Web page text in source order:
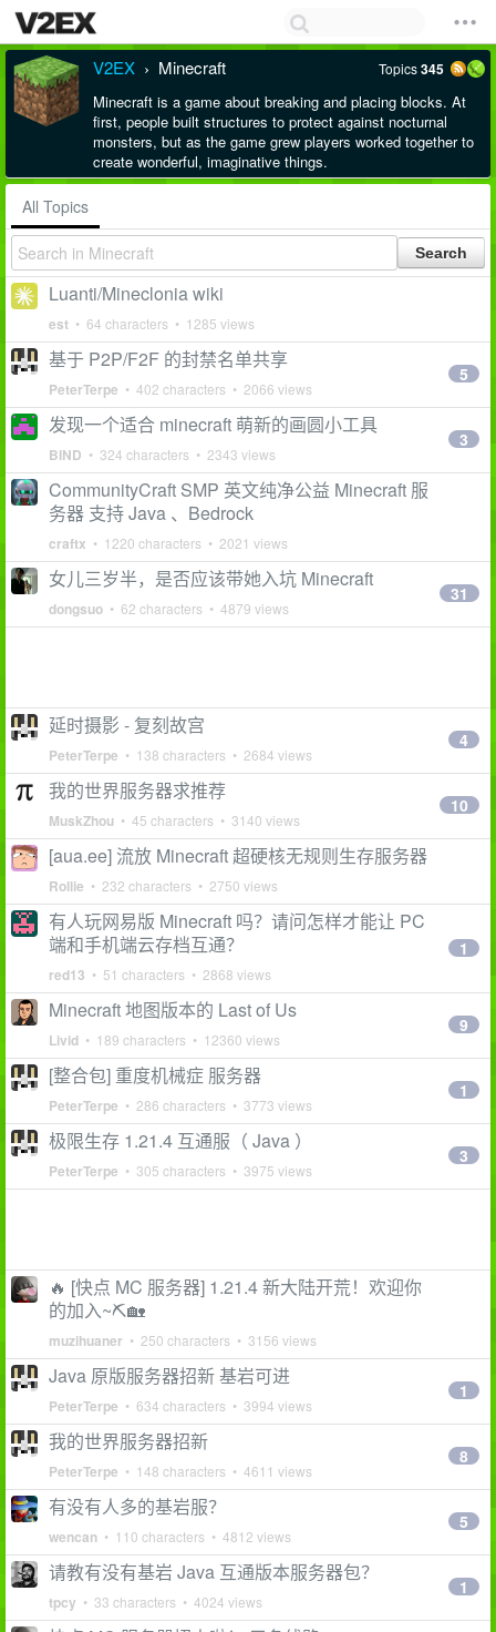
V2EX › Minecraft Topics345
Minecraft is a game about breaking and placing blocks. At
first, people built structures to protect against nocturnal
monsters, but as the game grew players worked together to
create wonderful, imaginative things.
All Topics
Luanti/Mineclonia wiki
est • 64 characters • 1285 views
基于 P2P/F2F 的封禁名单共享
PeterTerpe • 402 characters • 2066 views
5
发现一个适合 minecraft 萌新的画圆小工具
BIND • 324 characters • 2343 views
3
CommunityCraft SMP 英文纯净公益 Minecraft 服
务器 支持 Java 、Bedrock
craftx • 1220 characters • 2021 views
女儿三岁半，是否应该带她入坑 Minecraft
dongsuo • 62 characters • 4879 views
31
延时摄影 - 复刻故宫
PeterTerpe • 138 characters • 2684 views
4
我的世界服务器求推荐
MuskZhou • 45 characters • 3140 views
10
[aua.ee] 流放 Minecraft 超硬核无规则生存服务器
Rollie • 232 characters • 2750 views
有人玩网易版 Minecraft 吗？请问怎样才能让 PC
端和手机端云存档互通？
red13 • 51 characters • 2868 views
1
Minecraft 地图版本的 Last of Us
Livid • 189 characters • 12360 views
9
[整合包] 重度机械症 服务器
PeterTerpe • 286 characters • 3773 views
1
极限生存 1.21.4 互通服（ Java ）
PeterTerpe • 305 characters • 3975 views
3
🔥 [快点 MC 服务器] 1.21.4 新大陆开荒！欢迎你
的加入~⛏️🏡
muzihuaner • 250 characters • 3156 views
Java 原版服务器招新 基岩可进
PeterTerpe • 634 characters • 3994 views
1
我的世界服务器招新
PeterTerpe • 148 characters • 4611 views
8
有没有人多的基岩服？
wencan • 110 characters • 4812 views
5
请教有没有基岩 Java 互通版本服务器包？
tpcy • 33 characters • 4024 views
1